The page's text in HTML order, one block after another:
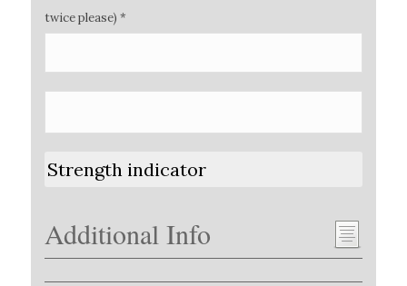
twice please) *
Strength indicator
Additional Info